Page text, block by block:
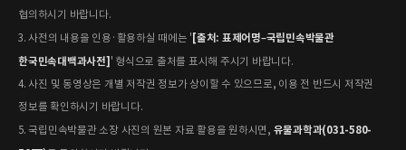
협의하시기 바랍니다.
3. 사전의 내용을 인용·활용하실 때에는 ' [출처: 표제어명–국립민속박물관
한국민속대백과사전] ' 형식으로 출처를 표시해 주시기 바랍니다.
4. 사진 및 동영상은 개별 저작권 정보가 상이할 수 있으므로, 이용 전 반드시 저작권
정보를 확인하시기 바랍니다.
5. 국립민속박물관 소장 사진의 원본 자료 활용을 원하시면, 유물과학과(031-580-